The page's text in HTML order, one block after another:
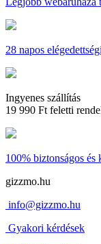
28 napos
Ingyenes szállítás
19 990 Ft feletti
100% biztonságos és
gizzmo.hu
info@gizzmo.hu
Gyakori kérdések